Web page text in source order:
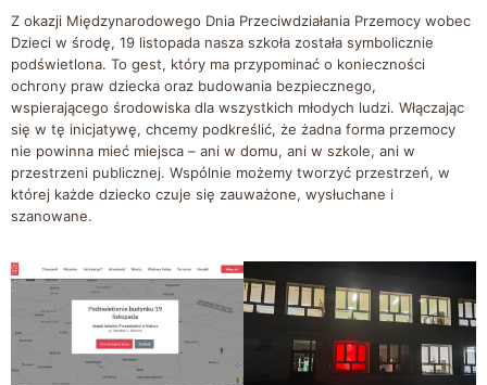
Z okazji Międzynarodowego Dnia Przeciwdziałania Przemocy wobec
Dzieci w środę, 19 listopada nasza szkoła została symbolicznie
podświetlona. To gest, który ma przypominać o konieczności
ochrony praw dziecka oraz budowania bezpiecznego,
wspierającego środowiska dla wszystkich młodych ludzi. Włączając
się w tę inicjatywę, chcemy podkreślić, że żadna forma przemocy
nie powinna mieć miejsca – ani w domu, ani w szkole, ani w
przestrzeni publicznej. Wspólnie możemy tworzyć przestrzeń, w
której każde dziecko czuje się zauważone, wysłuchane i
szanowane.